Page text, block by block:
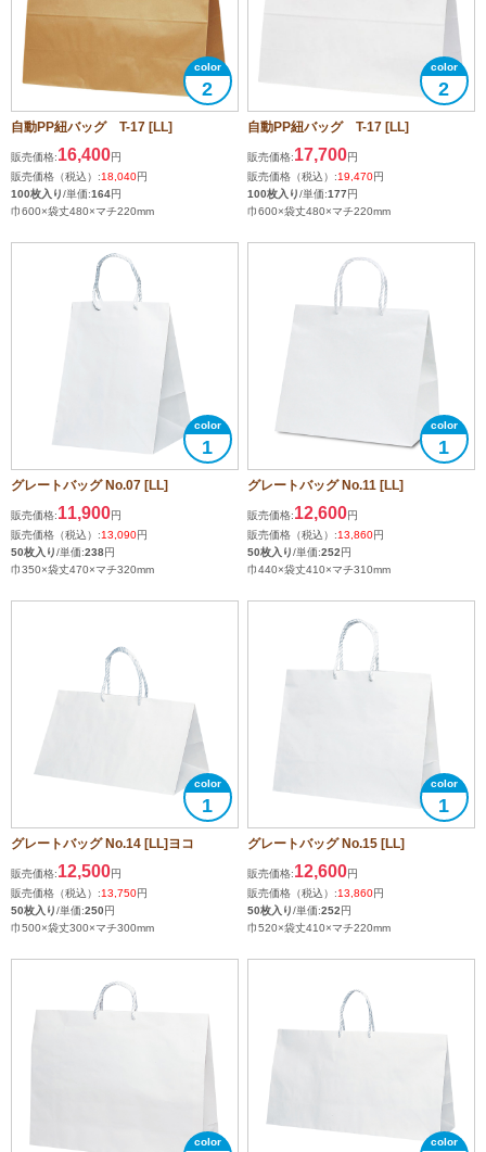
2
自動PP紐バッグ T-17 [LL]
販売価格:16,400円
販売価格（税込）:18,040円
100枚入り/単価:164円
巾600×袋丈480×マチ220mm
2
自動PP紐バッグ T-17 [LL]
販売価格:17,700円
販売価格（税込）:19,470円
100枚入り/単価:177円
巾600×袋丈480×マチ220mm
1
グレートバッグ No.07 [LL]
販売価格:11,900円
販売価格（税込）:13,090円
50枚入り/単価:238円
巾350×袋丈470×マチ320mm
1
グレートバッグ No.11 [LL]
販売価格:12,600円
販売価格（税込）:13,860円
50枚入り/単価:252円
巾440×袋丈410×マチ310mm
1
グレートバッグ No.14 [LL]ヨコ
販売価格:12,500円
販売価格（税込）:13,750円
50枚入り/単価:250円
巾500×袋丈300×マチ300mm
1
グレートバッグ No.15 [LL]
販売価格:12,600円
販売価格（税込）:13,860円
50枚入り/単価:252円
巾520×袋丈410×マチ220mm